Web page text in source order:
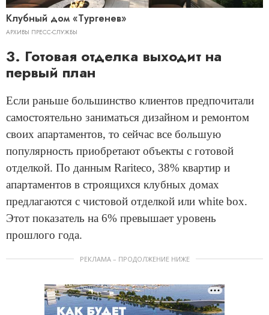
Клубный дом «Тургенев»
АРХИВЫ ПРЕСС-СЛУЖБЫ
3. Готовая отделка выходит на
первый план
Если раньше большинство клиентов предпочитали
самостоятельно заниматься дизайном и ремонтом
своих апартаментов, то сейчас все большую
популярность приобретают объекты с готовой
отделкой. По данным Rariteco, 38% квартир и
апартаментов в строящихся клубных домах
предлагаются с чистовой отделкой или white box.
Этот показатель на 6% превышает уровень
прошлого года.
РЕКЛАМА – ПРОДОЛЖЕНИЕ НИЖЕ